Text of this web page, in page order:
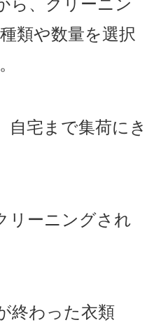
ら、クリーニン
類や数量を選択
自宅まで集荷にき
リーニングされ
終わった衣類